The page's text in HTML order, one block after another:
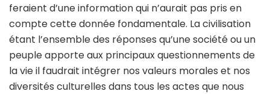
feraient d’une information qui n’aurait pas pris en
compte cette donnée fondamentale. La civilisation
étant l’ensemble des réponses qu’une société ou un
peuple apporte aux principaux questionnements de
la vie il faudrait intégrer nos valeurs morales et nos
diversités culturelles dans tous les actes que nous